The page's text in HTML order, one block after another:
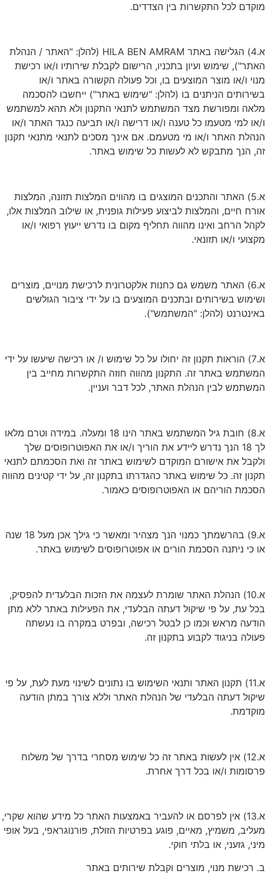
מוקדם לכל התקשרות בין הצדדים.
א.4) הגלישה באתר HILA BEN AMRAM (להלן: "האתר / הנהלת
האתר"), שימוש ועיון בתכניו, הרישום לקבלת שירותיו ו/או רכישת
מנוי ו/או מוצר המוצעים בו, וכל פעולה הקשורה באתר ו/או
בשירותים הניתנים בו (להלן: "שימוש באתר") ייחשבו להסכמה
מלאה ומפורשת מצד המשתמש לתנאי התקנון ולא תהא למשתמש
ו/או למי מטעמו כל טענה ו/או דרישה ו/או תביעה כנגד האתר ו/או
הנהלת האתר ו/או מי מטעמם. אם אינך מסכים לתנאי מתנאי תקנון
זה, הנך מתבקש לא לעשות כל שימוש באתר.
א.5) האתר והתכנים המוצגים בו מהווים המלצות תזונה, המלצות
אורח חיים, והמלצות לביצוע פעילות גופנית, או שילוב המלצות אלו,
לקהל הרחב ואינו מהווה תחליף מקום בו נדרש ייעוץ רפואי ו/או
מקצועי ו/או תזונאי.
א.6) האתר משמש גם כחנות אלקטרונית לרכישת מנויים, מוצרים
ושימוש בשירותים ובתכנים המוצעים בו על ידי ציבור הגולשים
באינטרנט (להלן: "המשתמש").
א.7) הוראות תקנון זה יחולו על כל שימוש ו/ או רכישה שיעשו על ידי
המשתמש באתר זה. התקנון מהווה חוזה התקשרות מחייב בין
המשתמש לבין הנהלת האתר, לכל דבר ועניין.
א.8) חובת גיל המשתמש באתר הינו 18 ומעלה. במידה וטרם מלאו
לך 18 הנך נדרש ליידע את הוריך ו/או את האפוטרופוסים שלך
ולקבל את אישורם המוקדם לשימוש באתר זה ואת הסכמתם לתנאי
תקנון זה. כל שימוש באתר כהגדרתו בתקנון זה, על ידי קטינים מהווה
הסכמת הוריהם או האפוטרופוסים כאמור.
א.9) בהרשמתך כמנוי הנך מצהיר ומאשר כי גילך אכן מעל 18 שנה
או כי ניתנה הסכמת הורים או אפוטרופוסים לשימוש באתר.
א.10) הנהלת האתר שומרת לעצמה את הזכות הבלעדית להפסיק,
בכל עת, על פי שיקול דעתה הבלעדי, את הפעילות באתר ללא מתן
הודעה מראש וכמו כן לבטל רכישה, ובפרט במקרה בו נעשתה
פעולה בניגוד לקבוע בתקנון זה.
א.11) תקנון האתר ותנאי השימוש בו נתונים לשינוי מעת לעת, על פי
שיקול דעתה הבלעדי של הנהלת האתר וללא צורך במתן הודעה
מוקדמת.
א.12) אין לעשות באתר זה כל שימוש מסחרי בדרך של משלוח
פרסומות ו/או בכל דרך אחרת.
א.13) אין לפרסם או להעביר באמצעות האתר כל מידע שהוא שקרי,
מעליב, משמיץ, מאיים, פוגע בפרטיות הזולת, פורנוגראפי, בעל אופי
מיני, גזעני, או בלתי חוקי.
ב. רכישת מנוי, מוצרים וקבלת שירותים באתר